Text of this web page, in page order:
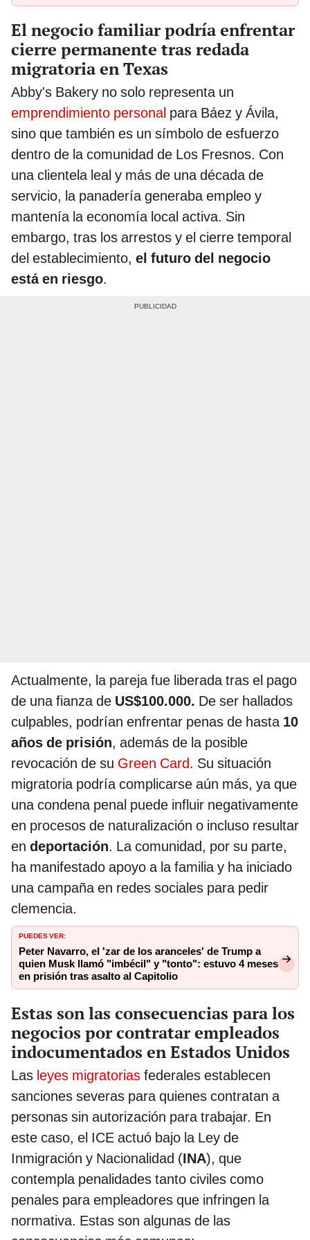
El negocio familiar podría enfrentar
cierre permanente tras redada
migratoria en Texas
Abby's Bakery no solo representa un
emprendimiento personal para Báez y Ávila,
sino que también es un símbolo de esfuerzo
dentro de la comunidad de Los Fresnos. Con
una clientela leal y más de una década de
servicio, la panadería generaba empleo y
mantenía la economía local activa. Sin
embargo, tras los arrestos y el cierre temporal
del establecimiento, el futuro del negocio
está en riesgo.
Actualmente, la pareja fue liberada tras el pago
de una fianza de US$100.000. De ser hallados
culpables, podrían enfrentar penas de hasta10
años de prisión, además de la posible
revocación de su Green Card. Su situación
migratoria podría complicarse aún más, ya que
una condena penal puede influir negativamente
en procesos de naturalización o incluso resultar
en deportación. La comunidad, por su parte,
ha manifestado apoyo a la familia y ha iniciado
una campaña en redes sociales para pedir
clemencia.
PUEDES VER:
Peter Navarro, el 'zar de los aranceles' de Trump a
quien Musk llamó "imbécil" y "tonto": estuvo 4 meses
en prisión tras asalto al Capitolio
Estas son las consecuencias para los
negocios por contratar empleados
indocumentados en Estados Unidos
Las leyes migratorias federales establecen
sanciones severas para quienes contratan a
personas sin autorización para trabajar. En
este caso, el ICE actuó bajo la Ley de
Inmigración y Nacionalidad (INA), que
contempla penalidades tanto civiles como
penales para empleadores que infringen la
normativa. Estas son algunas de las